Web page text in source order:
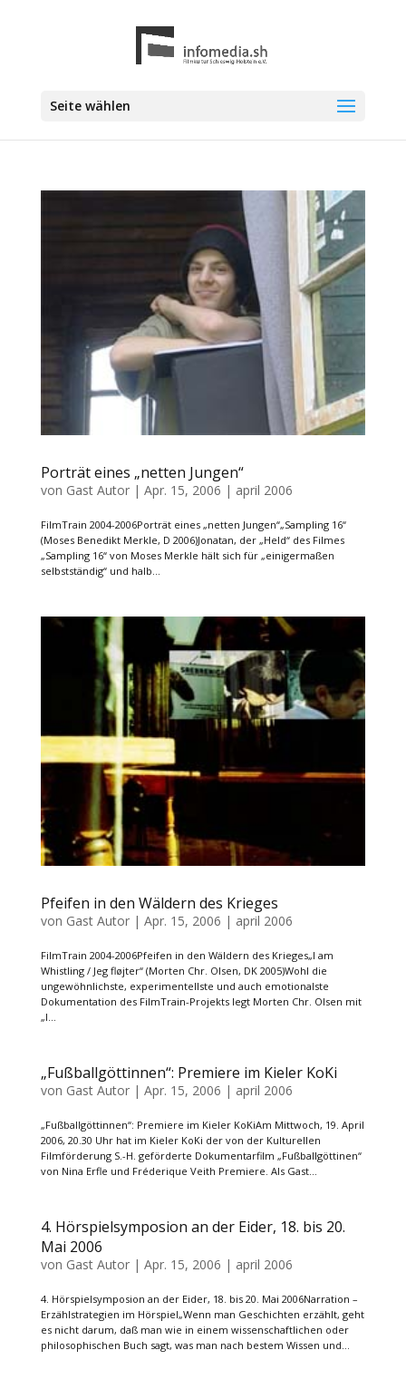
Seite wählen
Porträt eines „netten Jungen“
von Gast Autor| Apr. 15, 2006 | april 2006
FilmTrain 2004-2006Porträt eines „netten Jungen“„Sampling 16“
(Moses Benedikt Merkle, D 2006)Jonatan, der „Held“ des Filmes
„Sampling 16“ von Moses Merkle hält sich für „einigermaßen
selbstständig“ und halb...
Pfeifen in den Wäldern des Krieges
von Gast Autor| Apr. 15, 2006 | april 2006
FilmTrain 2004-2006Pfeifen in den Wäldern des Krieges„I am
Whistling / Jeg fløjter“ (Morten Chr. Olsen, DK 2005)Wohl die
ungewöhnlichste, experimentellste und auch emotionalste
Dokumentation des FilmTrain-Projekts legt Morten Chr. Olsen mit
„I...
„Fußballgöttinnen“: Premiere im Kieler KoKi
von Gast Autor| Apr. 15, 2006 | april 2006
„Fußballgöttinnen“: Premiere im Kieler KoKiAm Mittwoch, 19. April
2006, 20.30 Uhr hat im Kieler KoKi der von der Kulturellen
Filmförderung S.-H. geförderte Dokumentarfilm „Fußballgöttinen“
von Nina Erfle und Fréderique Veith Premiere. Als Gast...
4. Hörspielsymposion an der Eider, 18. bis 20.
Mai 2006
von Gast Autor| Apr. 15, 2006 | april 2006
4. Hörspielsymposion an der Eider, 18. bis 20. Mai 2006Narration –
Erzählstrategien im Hörspiel„Wenn man Geschichten erzählt, geht
es nicht darum, daß man wie in einem wissenschaftlichen oder
philosophischen Buch sagt, was man nach bestem Wissen und...